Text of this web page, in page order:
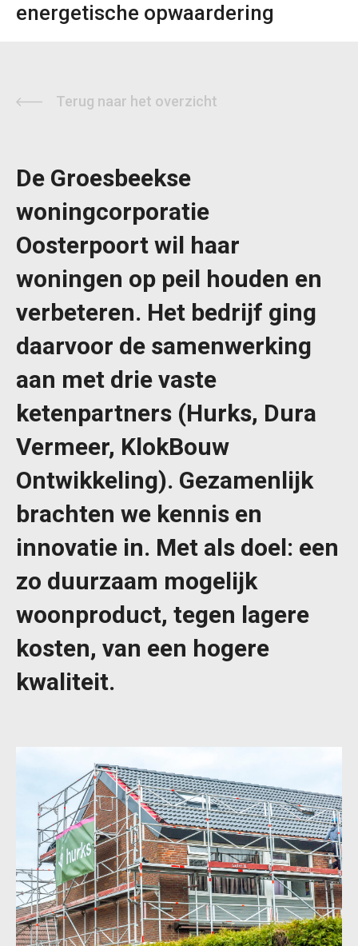
energetische opwaardering
Terug naar het overzicht
De Groesbeekse
woningcorporatie
Oosterpoort wil haar
woningen op peil houden en
verbeteren. Het bedrijf ging
daarvoor de samenwerking
aan met drie vaste
ketenpartners (Hurks, Dura
Vermeer, KlokBouw
Ontwikkeling). Gezamenlijk
brachten we kennis en
innovatie in. Met als doel: een
zo duurzaam mogelijk
woonproduct, tegen lagere
kosten, van een hogere
kwaliteit.